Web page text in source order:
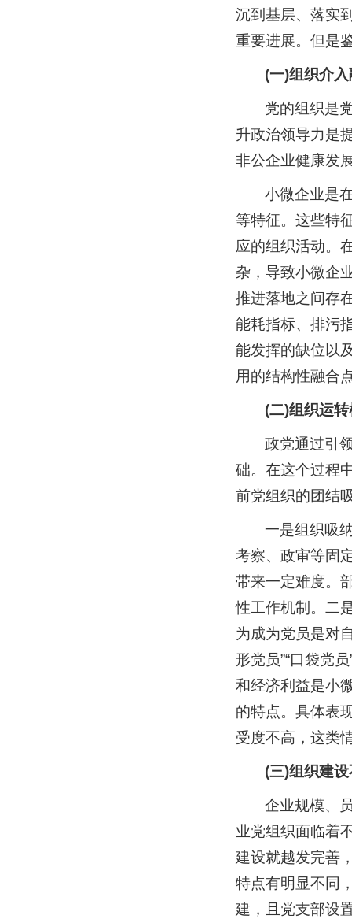
沉到基层、落实
重要进展。但是
(一)组织介
党的组织是
升政治领导力是
非公企业健康发
小微企业是
等特征。这些特
应的组织活动。
杂，导致小微企
推进落地之间存
能耗指标、排污
能发挥的缺位以
用的结构性融合
(二)组织运
政党通过引
础。在这个过程
前党组织的团结
一是组织吸
考察、政审等固
带来一定难度。
性工作机制。二
为成为党员是对
形党员”“口袋党
和经济利益是小
的特点。具体表
受度不高，这类
(三)组织建
企业规模、
业党组织面临着
建设就越发完善
特点有明显不同
建，且党支部设